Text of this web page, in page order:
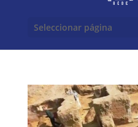
Seleccionar página